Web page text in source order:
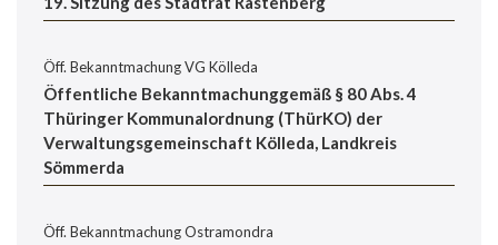
Öff. Bekanntmachung VG Kölleda
Öffentliche Bekanntmachunggemäß § 80 Abs. 4
Thüringer Kommunalordnung (ThürKO) der
Verwaltungsgemeinschaft Kölleda, Landkreis
Sömmerda
Öff. Bekanntmachung Ostramondra